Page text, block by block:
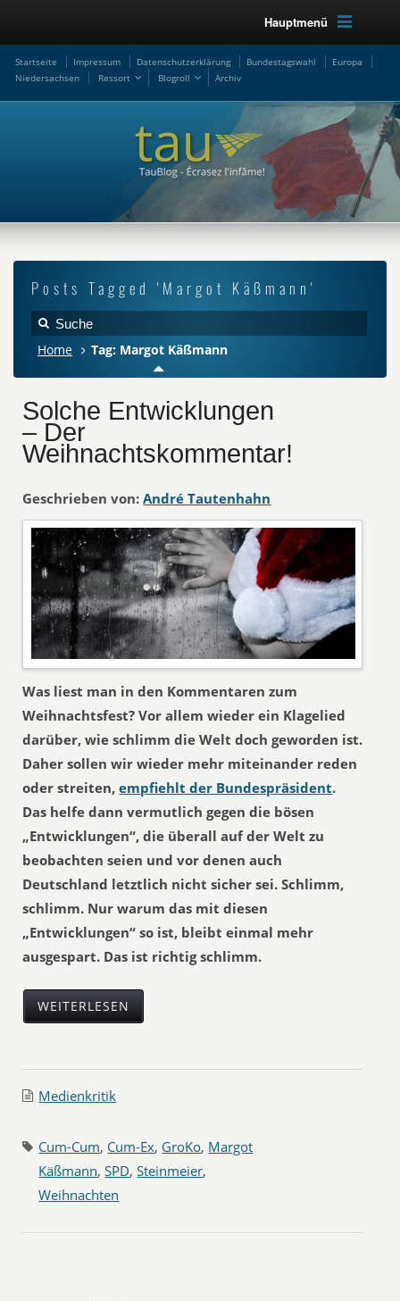
Hauptmenü
Startseite Impressum Datenschutzerklärung Bundestagswahl
Europa
Niedersachsen
Ressort Blogroll Archiv
Posts Tagged 'Margot Käßmann'
Home Tag: Margot Käßmann
Solche Entwicklungen
– Der
Weihnachtskommentar!
Geschrieben von: André Tautenhahn
Was liest man in den Kommentaren zum
Weihnachtsfest? Vor allem wieder ein Klagelied
darüber, wie schlimm die Welt doch geworden ist.
Daher sollen wir wieder mehr miteinander reden
oder streiten,empfiehlt der Bundespräsident.
Das helfe dann vermutlich gegen die bösen
„Entwicklungen“, die überall auf der Welt zu
beobachten seien und vor denen auch
Deutschland letztlich nicht sicher sei. Schlimm,
schlimm. Nur warum das mit diesen
„Entwicklungen“ so ist, bleibt einmal mehr
ausgespart. Das ist richtig schlimm.
WEITERLESEN
Medienkritik
Cum-Cum, Cum-Ex, GroKo, Margot
Käßmann,SPD,Steinmeier,
Weihnachten